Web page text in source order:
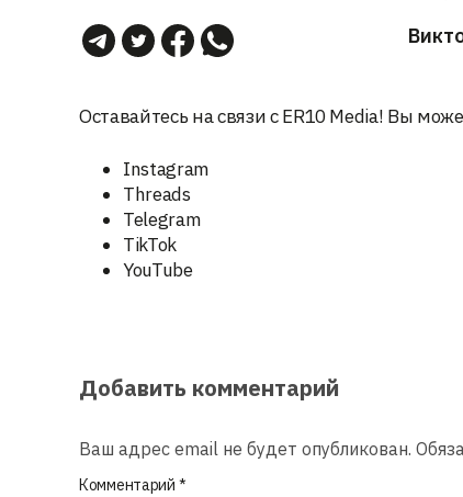
Оставайтесь на связи с ER10 Media! Вы
Instagram
Threads
Telegram
TikTok
YouTube
Добавить комментарий
Ваш адрес email не будет опубликован.
Комментарий *